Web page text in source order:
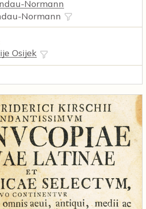
Normann
Normann
Osijek